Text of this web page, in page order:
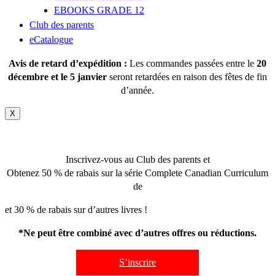
EBOOKS GRADE 12
Club des parents
eCatalogue
Avis de retard d’expédition : Les commandes passées entre le 20
décembre et le 5 janvier seront retardées en raison des fêtes de fin
d’année.
X
Inscrivez-vous au Club des parents et
Obtenez 50 % de rabais sur la série Complete Canadian Curriculum
de
et 30 % de rabais sur d’autres livres !
*Ne peut être combiné avec d’autres offres ou réductions.
S’inscrire